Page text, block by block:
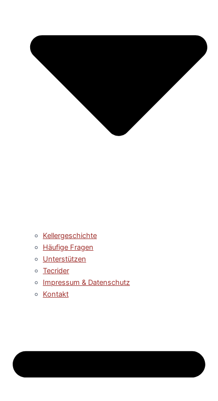
Kellergeschichte
Häufige Fragen
Unterstützen
Tecrider
Impressum & Datenschutz
Kontakt